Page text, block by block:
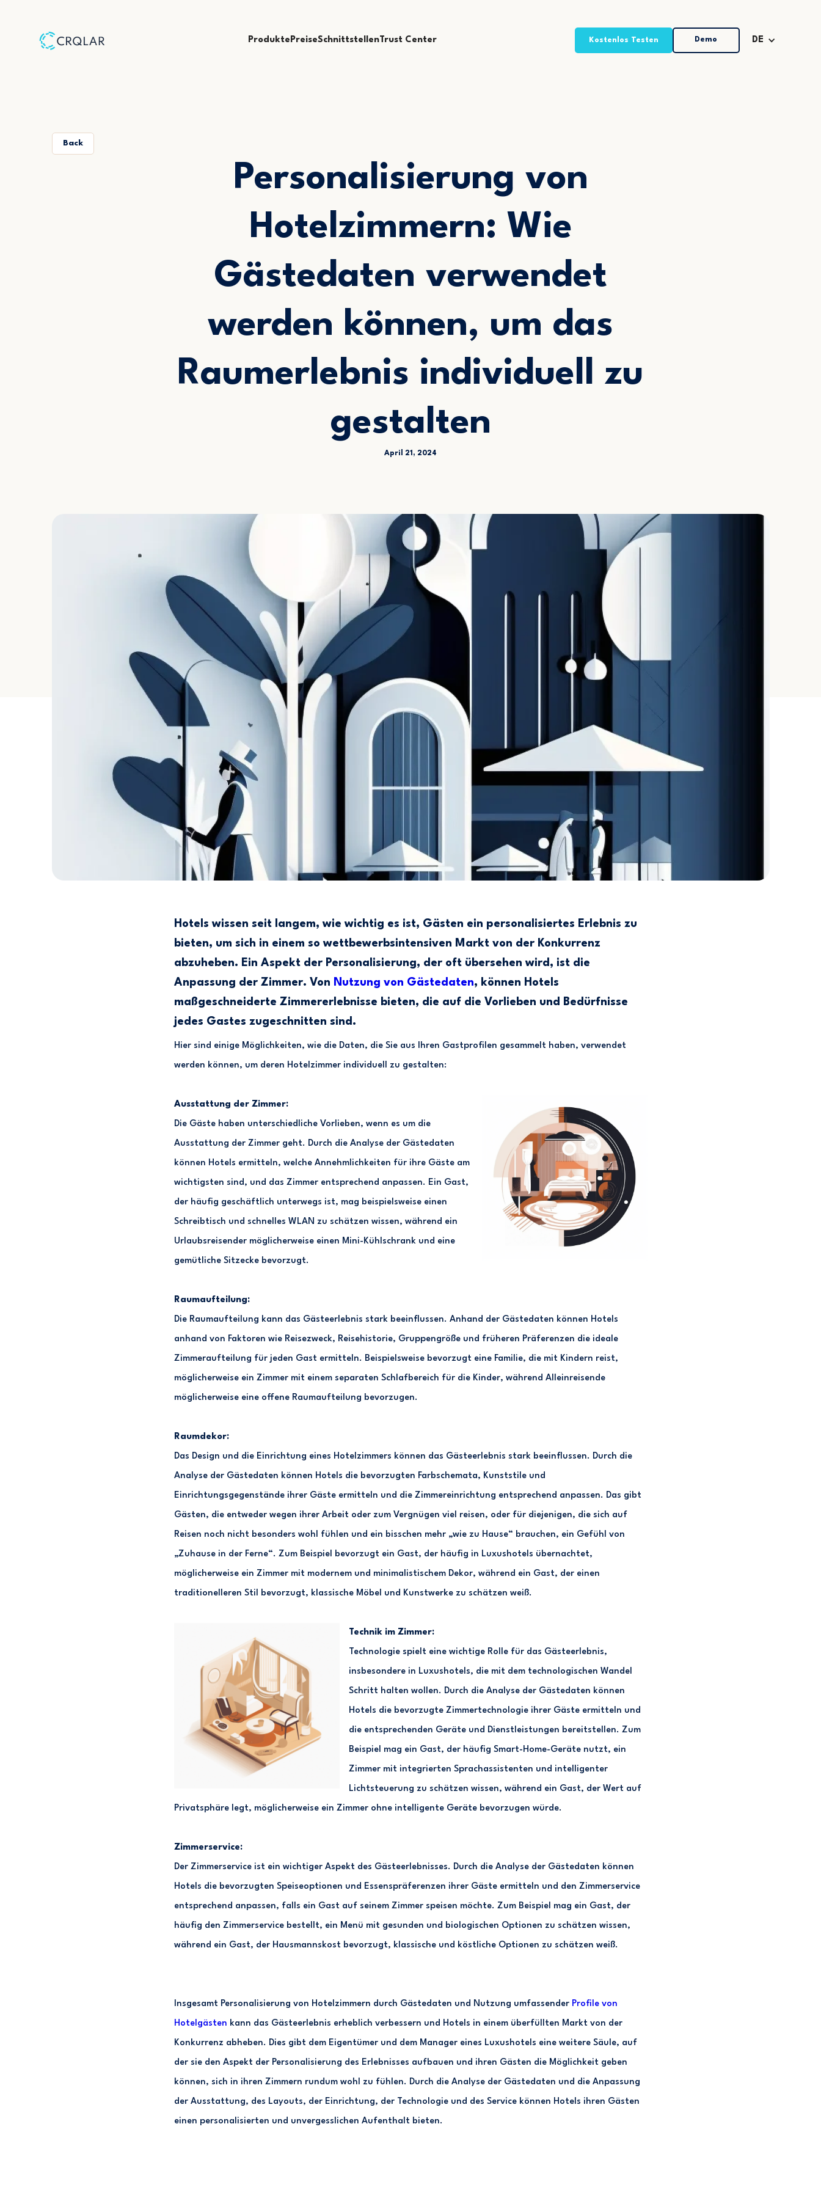
ProduktePreiseSchnittstellenTrust Center Kostenlos Testen Demo DE
Back
Personalisierung von
Hotelzimmern: Wie
Gästedaten verwendet
werden können, um das
Raumerlebnis individuell zu
gestalten
April 21, 2024
Hotels wissen seit langem, wie wichtig es ist, Gästen ein personalisiertes Erlebnis zu
bieten, um sich in einem so wettbewerbsintensiven Markt von der Konkurrenz
abzuheben. Ein Aspekt der Personalisierung, der oft übersehen wird, ist die
Anpassung der Zimmer. Von Nutzung von Gästedaten, können Hotels
maßgeschneiderte Zimmererlebnisse bieten, die auf die Vorlieben und Bedürfnisse
jedes Gastes zugeschnitten sind.
Hier sind einige Möglichkeiten, wie die Daten, die Sie aus Ihren Gastprofilen gesammelt haben, verwendet
werden können, um deren Hotelzimmer individuell zu gestalten:
Ausstattung der Zimmer:
Die Gäste haben unterschiedliche Vorlieben, wenn es um die
Ausstattung der Zimmer geht. Durch die Analyse der Gästedaten
können Hotels ermitteln, welche Annehmlichkeiten für ihre Gäste am
wichtigsten sind, und das Zimmer entsprechend anpassen. Ein Gast,
der häufig geschäftlich unterwegs ist, mag beispielsweise einen
Schreibtisch und schnelles WLAN zu schätzen wissen, während ein
Urlaubsreisender möglicherweise einen Mini-Kühlschrank und eine
gemütliche Sitzecke bevorzugt.
Raumaufteilung:
Die Raumaufteilung kann das Gästeerlebnis stark beeinflussen. Anhand der Gästedaten können Hotels
anhand von Faktoren wie Reisezweck, Reisehistorie, Gruppengröße und früheren Präferenzen die ideale
Zimmeraufteilung für jeden Gast ermitteln. Beispielsweise bevorzugt eine Familie, die mit Kindern reist,
möglicherweise ein Zimmer mit einem separaten Schlafbereich für die Kinder, während Alleinreisende
möglicherweise eine offene Raumaufteilung bevorzugen.
Raumdekor:
Das Design und die Einrichtung eines Hotelzimmers können das Gästeerlebnis stark beeinflussen. Durch die
Analyse der Gästedaten können Hotels die bevorzugten Farbschemata, Kunststile und
Einrichtungsgegenstände ihrer Gäste ermitteln und die Zimmereinrichtung entsprechend anpassen. Das gibt
Gästen, die entweder wegen ihrer Arbeit oder zum Vergnügen viel reisen, oder für diejenigen, die sich auf
Reisen noch nicht besonders wohl fühlen und ein bisschen mehr „wie zu Hause“ brauchen, ein Gefühl von
„Zuhause in der Ferne“. Zum Beispiel bevorzugt ein Gast, der häufig in Luxushotels übernachtet,
möglicherweise ein Zimmer mit modernem und minimalistischem Dekor, während ein Gast, der einen
traditionelleren Stil bevorzugt, klassische Möbel und Kunstwerke zu schätzen weiß.
Technik im Zimmer:
Technologie spielt eine wichtige Rolle für das Gästeerlebnis,
insbesondere in Luxushotels, die mit dem technologischen Wandel
Schritt halten wollen. Durch die Analyse der Gästedaten können
Hotels die bevorzugte Zimmertechnologie ihrer Gäste ermitteln und
die entsprechenden Geräte und Dienstleistungen bereitstellen. Zum
Beispiel mag ein Gast, der häufig Smart-Home-Geräte nutzt, ein
Zimmer mit integrierten Sprachassistenten und intelligenter
Lichtsteuerung zu schätzen wissen, während ein Gast, der Wert auf
Privatsphäre legt, möglicherweise ein Zimmer ohne intelligente Geräte bevorzugen würde.
Zimmerservice:
Der Zimmerservice ist ein wichtiger Aspekt des Gästeerlebnisses. Durch die Analyse der Gästedaten können
Hotels die bevorzugten Speiseoptionen und Essenspräferenzen ihrer Gäste ermitteln und den Zimmerservice
entsprechend anpassen, falls ein Gast auf seinem Zimmer speisen möchte. Zum Beispiel mag ein Gast, der
häufig den Zimmerservice bestellt, ein Menü mit gesunden und biologischen Optionen zu schätzen wissen,
während ein Gast, der Hausmannskost bevorzugt, klassische und köstliche Optionen zu schätzen weiß.
Insgesamt Personalisierung von Hotelzimmern durch Gästedaten und Nutzung umfassender Profile von
Hotelgästen kann das Gästeerlebnis erheblich verbessern und Hotels in einem überfüllten Markt von der
Konkurrenz abheben. Dies gibt dem Eigentümer und dem Manager eines Luxushotels eine weitere Säule, auf
der sie den Aspekt der Personalisierung des Erlebnisses aufbauen und ihren Gästen die Möglichkeit geben
können, sich in ihren Zimmern rundum wohl zu fühlen. Durch die Analyse der Gästedaten und die Anpassung
der Ausstattung, des Layouts, der Einrichtung, der Technologie und des Service können Hotels ihren Gästen
einen personalisierten und unvergesslichen Aufenthalt bieten.